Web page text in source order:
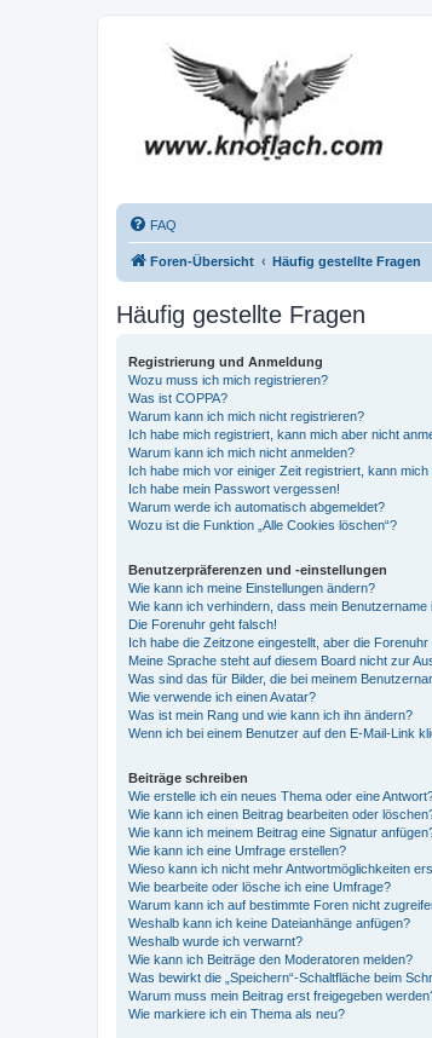
FAQ
Foren-Übersicht Häufig gestellte Fragen
Häufig gestellte Fragen
Registrierung und Anmeldung
Wozu muss ich mich registrieren?
Was ist COPPA?
Warum kann ich mich nicht registrieren?
Ich habe mich registriert, kann mich aber nicht
Warum kann ich mich nicht anmelden?
Ich habe mich vor einiger Zeit registriert, kann
Ich habe mein Passwort vergessen!
Warum werde ich automatisch abgemeldet?
Wozu ist die Funktion „Alle Cookies löschen“?
Benutzerpräferenzen und -einstellungen
Wie kann ich meine Einstellungen ändern?
Wie kann ich verhindern, dass mein
Die Forenuhr geht falsch!
Ich habe die Zeitzone eingestellt, aber die
Meine Sprache steht auf diesem Board nicht zur
Was sind das für Bilder, die bei meinem
Wie verwende ich einen Avatar?
Was ist mein Rang und wie kann ich ihn ändern?
Wenn ich bei einem Benutzer auf den E-Mail-Link
Beiträge schreiben
Wie erstelle ich ein neues Thema oder eine
Wie kann ich einen Beitrag bearbeiten oder
Wie kann ich meinem Beitrag eine Signatur
Wie kann ich eine Umfrage erstellen?
Wieso kann ich nicht mehr Antwortmöglichkeiten
Wie bearbeite oder lösche ich eine Umfrage?
Warum kann ich auf bestimmte Foren nicht
Weshalb kann ich keine Dateianhänge anfügen?
Weshalb wurde ich verwarnt?
Wie kann ich Beiträge den Moderatoren melden?
Was bewirkt die „Speichern“-Schaltfläche beim
Warum muss mein Beitrag erst freigegeben
Wie markiere ich ein Thema als neu?